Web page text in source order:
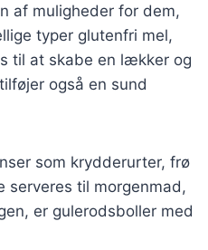
af muligheder for dem,
typer glutenfri mel,
til at skabe en lækker og
også en sund
som krydderurter, frø
serveres til morgenmad,
er gulerodsboller med